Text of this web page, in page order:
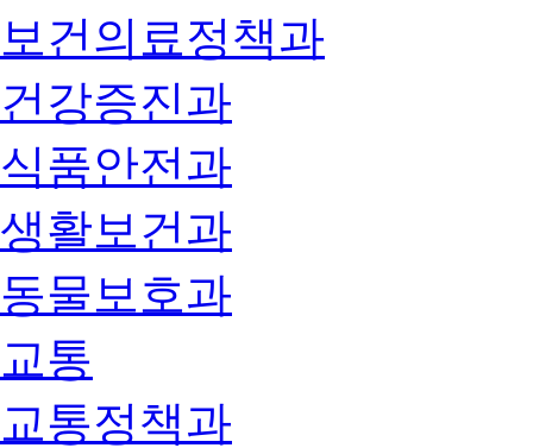
보건의료정책과
건강증진과
식품안전과
생활보건과
동물보호과
교통
교통정책과